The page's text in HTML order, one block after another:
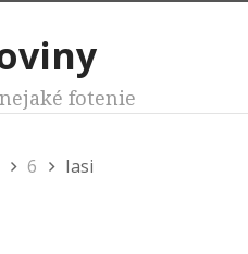
fotenie
6 Iasi